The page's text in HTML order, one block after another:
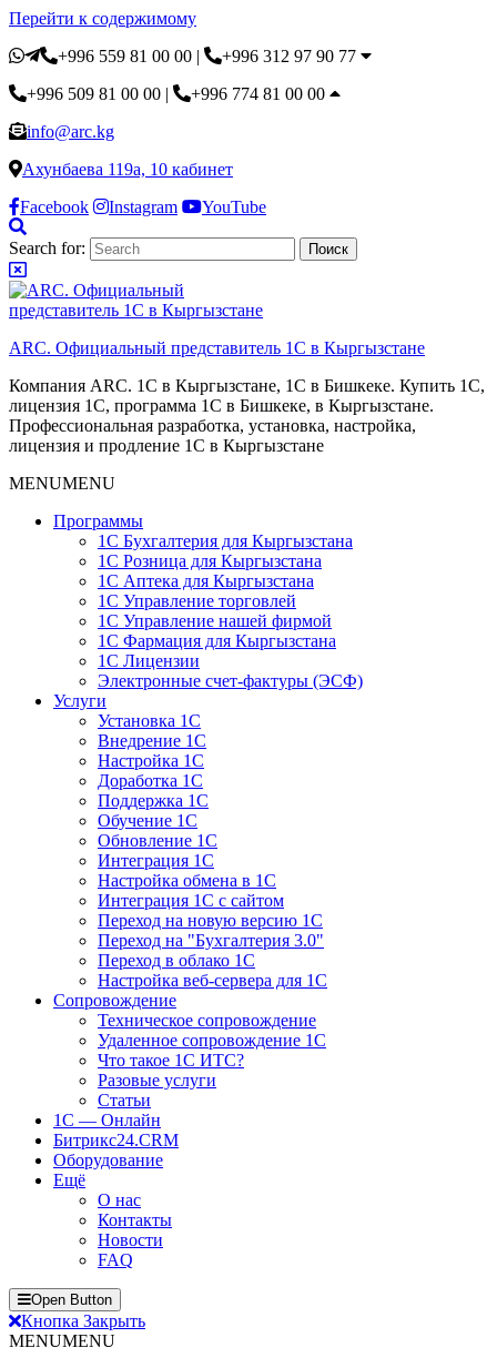
Перейти к содержимому
+996 559 81 00 00 |
+996 312 97 90 77
+996 509 81 00 00 |
+996 774 81 00 00
info@arc.kg
Ахунбаева 119а, 10 кабинет
Facebook
Instagram YouTube
Search for:
ARC. Официальный представитель 1С в Кыргызстане
Компания ARC. 1С в Кыргызстане, 1С в Бишкеке. Купить 1С,
лицензия 1С, программа 1С в Бишкеке, в Кыргызстане.
Профессиональная разработка, установка, настройка,
лицензия и продление 1С в Кыргызстане
MENUMENU
Программы
1С Бухгалтерия для Кыргызстана
1С Розница для Кыргызстана
1С Аптека для Кыргызстана
1С Управление торговлей
1С Управление нашей фирмой
1С Фармация для Кыргызстана
1С Лицензии
Электронные счет-фактуры (ЭСФ)
Услуги
Установка 1С
Внедрение 1С
Настройка 1С
Доработка 1С
Поддержка 1С
Обучение 1С
Обновление 1С
Интеграция 1С
Настройка обмена в 1С
Интеграция 1С с сайтом
Переход на новую версию 1С
Переход на "Бухгалтерия 3.0"
Переход в облако 1С
Настройка веб-сервера для 1С
Сопровождение
Техническое сопровождение
Удаленное сопровождение 1С
Что такое 1С ИТС?
Разовые услуги
Статьи
1С — Онлайн
Битрикс24.CRM
Оборудование
Ещё
О нас
Контакты
Новости
FAQ
Open Button
Кнопка Закрыть
MENUMENU